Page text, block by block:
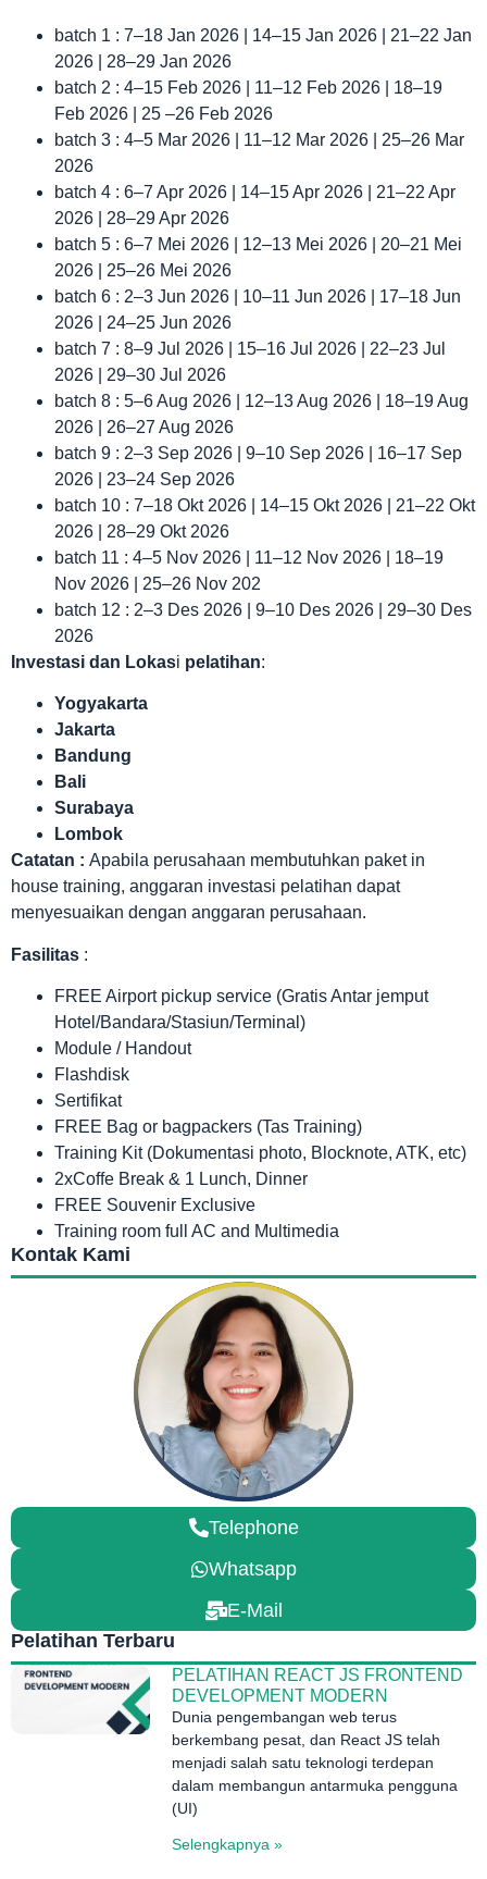
batch 1 : 7–18 Jan 2026 | 14–15 Jan 2026 | 21–22 Jan
2026 | 28–29 Jan 2026
batch 2 : 4–15 Feb 2026 | 11–12 Feb 2026 | 18–19
Feb 2026 | 25 –26 Feb 2026
batch 3 : 4–5 Mar 2026 | 11–12 Mar 2026 | 25–26 Mar
2026
batch 4 : 6–7 Apr 2026 | 14–15 Apr 2026 | 21–22 Apr
2026 | 28–29 Apr 2026
batch 5 : 6–7 Mei 2026 | 12–13 Mei 2026 | 20–21 Mei
2026 | 25–26 Mei 2026
batch 6 : 2–3 Jun 2026 | 10–11 Jun 2026 | 17–18 Jun
2026 | 24–25 Jun 2026
batch 7 : 8–9 Jul 2026 | 15–16 Jul 2026 | 22–23 Jul
2026 | 29–30 Jul 2026
batch 8 : 5–6 Aug 2026 | 12–13 Aug 2026 | 18–19 Aug
2026 | 26–27 Aug 2026
batch 9 : 2–3 Sep 2026 | 9–10 Sep 2026 | 16–17 Sep
2026 | 23–24 Sep 2026
batch 10 : 7–18 Okt 2026 | 14–15 Okt 2026 | 21–22 Okt
2026 | 28–29 Okt 2026
batch 11 : 4–5 Nov 2026 | 11–12 Nov 2026 | 18–19
Nov 2026 | 25–26 Nov 202
batch 12 : 2–3 Des 2026 | 9–10 Des 2026 | 29–30 Des
2026
Investasi dan Lokasi pelatihan:
Yogyakarta
Jakarta
Bandung
Bali
Surabaya
Lombok
Catatan : Apabila perusahaan membutuhkan paket in
house training, anggaran investasi pelatihan dapat
menyesuaikan dengan anggaran perusahaan.
Fasilitas :
FREE Airport pickup service (Gratis Antar jemput
Hotel/Bandara/Stasiun/Terminal)
Module / Handout
Flashdisk
Sertifikat
FREE Bag or bagpackers (Tas Training)
Training Kit (Dokumentasi photo, Blocknote, ATK, etc)
2xCoffe Break & 1 Lunch, Dinner
FREE Souvenir Exclusive
Training room full AC and Multimedia
Kontak Kami
Telephone
Whatsapp
E-Mail
Pelatihan Terbaru
PELATIHAN REACT JS FRONTEND
DEVELOPMENT MODERN
Dunia pengembangan web terus
berkembang pesat, dan React JS telah
menjadi salah satu teknologi terdepan
dalam membangun antarmuka pengguna
(UI)
Selengkapnya »